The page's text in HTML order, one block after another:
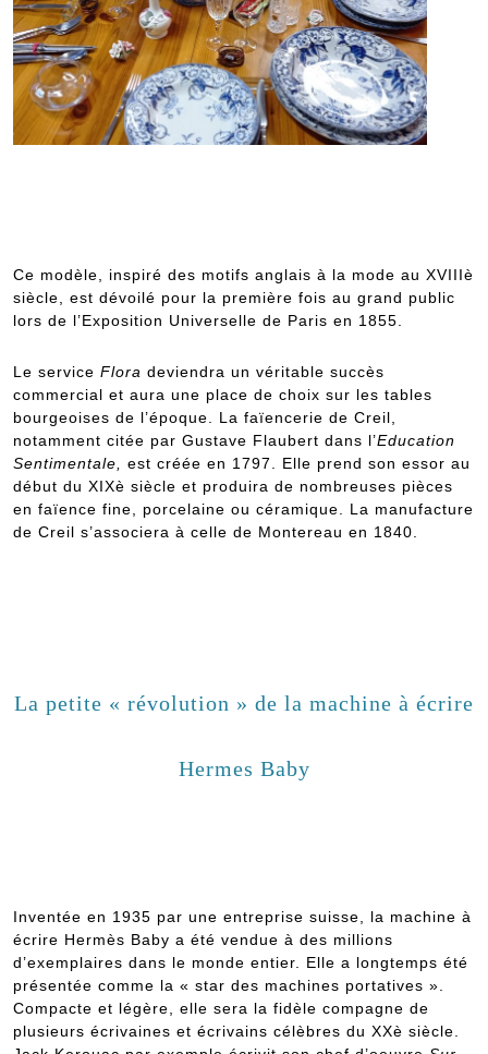
Ce modèle, inspiré des motifs anglais à la mode au XVIIIè
siècle, est dévoilé pour la première fois au grand public
lors de l’Exposition Universelle de Paris en 1855.
Le service Flora deviendra un véritable succès
commercial et aura une place de choix sur les tables
bourgeoises de l’époque. La faïencerie de Creil,
notamment citée par Gustave Flaubert dans l’Education
Sentimentale, est créée en 1797. Elle prend son essor au
début du XIXè siècle et produira de nombreuses pièces
en faïence fine, porcelaine ou céramique. La manufacture
de Creil s’associera à celle de Montereau en 1840.
La petite « révolution » de la machine à écrire
Hermes Baby
Inventée en 1935 par une entreprise suisse, la machine à
écrire Hermès Baby a été vendue à des millions
d’exemplaires dans le monde entier. Elle a longtemps été
présentée comme la « star des machines portatives ».
Compacte et légère, elle sera la fidèle compagne de
plusieurs écrivaines et écrivains célèbres du XXè siècle.